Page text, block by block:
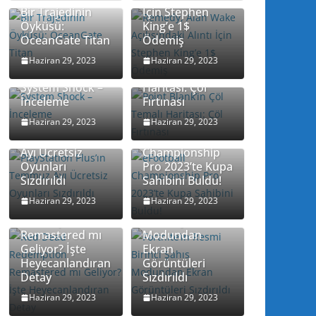
Bir Trajedinin
Öyküsü:
OceanGate Titan
Haziran 29, 2023
İçin Stephen
King’e 1$
Ödemiş
Haziran 29, 2023
System Shock –
İnceleme
Haziran 29, 2023
Point Blank’in
Haritası: Çöl
Fırtınası
Haziran 29, 2023
PlayStation
Plus’ın Temmuz
Ayı Ücretsiz
Oyunları
Sızdırıldı
Haziran 29, 2023
eFootball
Championship
Pro 2023’te Kupa
Sahibini Buldu!
Haziran 29, 2023
Red Dead
Redemption
Remastered mı
Geliyor? İşte
Heyecanlandıran
Detay
Haziran 29, 2023
Fortnite’ın Resmi
Birinci Şahıs
Modundan
Ekran
Görüntüleri
Sızdırıldı
Haziran 29, 2023
Bohemia